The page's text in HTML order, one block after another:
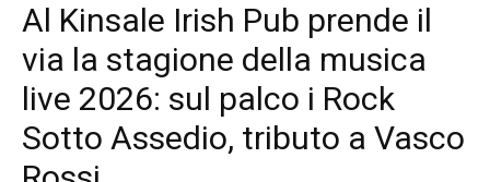
Al Kinsale Irish Pub prende il
via la stagione della musica
live 2026: sul palco i Rock
Sotto Assedio, tributo a Vasco